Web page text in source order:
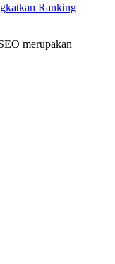
Ranking
merupakan